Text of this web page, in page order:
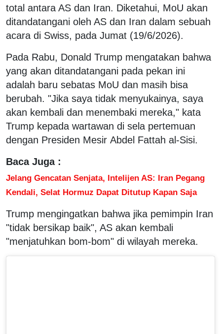
total antara AS dan Iran. Diketahui, MoU akan
ditandatangani oleh AS dan Iran dalam sebuah
acara di Swiss, pada Jumat (19/6/2026).
Pada Rabu, Donald Trump mengatakan bahwa
yang akan ditandatangani pada pekan ini
adalah baru sebatas MoU dan masih bisa
berubah. "Jika saya tidak menyukainya, saya
akan kembali dan menembaki mereka," kata
Trump kepada wartawan di sela pertemuan
dengan Presiden Mesir Abdel Fattah al-Sisi.
Baca Juga :
Jelang Gencatan Senjata, Intelijen AS: Iran Pegang
Kendali, Selat Hormuz Dapat Ditutup Kapan Saja
Trump mengingatkan bahwa jika pemimpin Iran
"tidak bersikap baik", AS akan kembali
"menjatuhkan bom-bom" di wilayah mereka.